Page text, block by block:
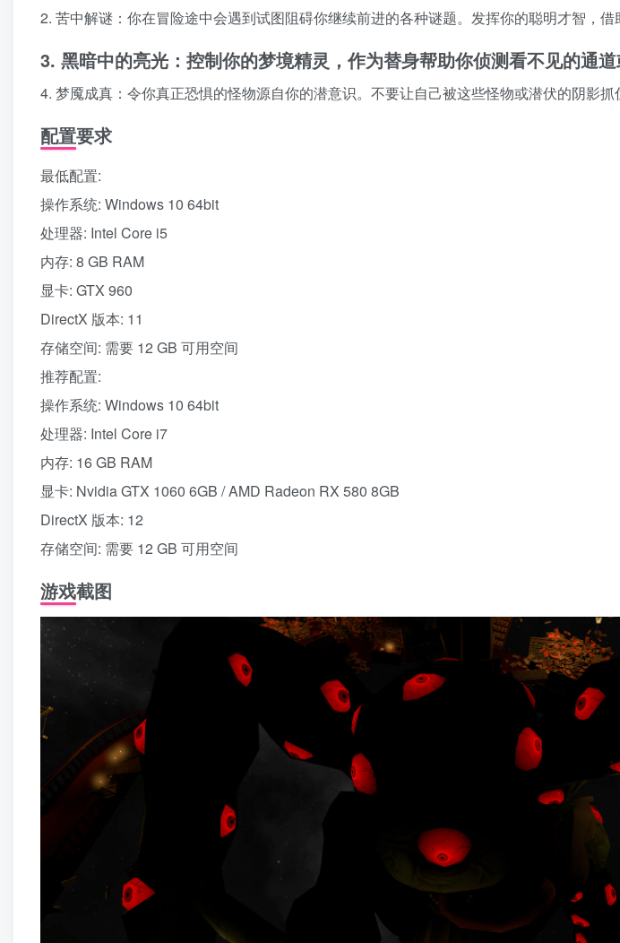
2. 苦中解谜：你在冒险途中会遇到试图阻碍你继续前进的各种谜题。发挥你的聪明才智，借
3. 黑暗中的亮光：控制你的梦境精灵，作为替身帮助你侦测看不见的通道
4. 梦魇成真：令你真正恐惧的怪物源自你的潜意识。不要让自己被这些怪物或潜伏的阴影抓
配置要求
最低配置:
操作系统: Windows 10 64bit
处理器: Intel Core i5
内存: 8 GB RAM
显卡: GTX 960
DirectX 版本: 11
存储空间: 需要 12 GB 可用空间
推荐配置:
操作系统: Windows 10 64bit
处理器: Intel Core i7
内存: 16 GB RAM
显卡: Nvidia GTX 1060 6GB / AMD Radeon RX 580 8GB
DirectX 版本: 12
存储空间: 需要 12 GB 可用空间
游戏截图